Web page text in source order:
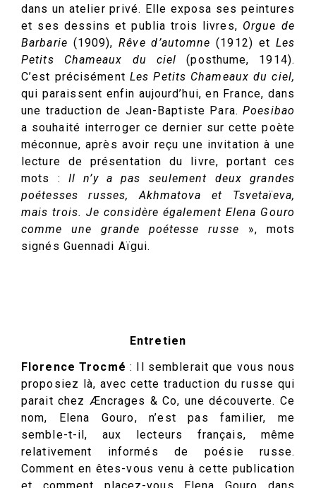
dans un atelier privé. Elle exposa ses peintures
et ses dessins et publia trois livres, Orgue de
Barbarie (1909),Rêve d’automne (1912) et Les
Petits Chameaux du ciel (posthume, 1914).
C’est précisément Les Petits Chameaux du ciel,
qui paraissent enfin aujourd’hui, en France, dans
une traduction de Jean-Baptiste Para.Poesibao
a souhaité interroger ce dernier sur cette poète
méconnue, après avoir reçu une invitation à une
lecture de présentation du livre, portant ces
mots : Il n’y a pas seulement deux grandes
poétesses russes, Akhmatova et Tsvetaïeva,
mais trois. Je considère également Elena Gouro
comme une grande poétesse russe », mots
signés Guennadi Aïgui.
Entretien
Florence Trocmé : Il semblerait que vous nous
proposiez là, avec cette traduction du russe qui
parait chez Æncrages & Co, une découverte. Ce
nom, Elena Gouro, n’est pas familier, me
semble-t-il, aux lecteurs français, même
relativement informés de poésie russe.
Comment en êtes-vous venu à cette publication